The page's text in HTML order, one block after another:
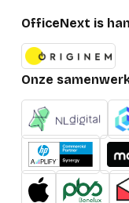
OfficeNext is
Onze